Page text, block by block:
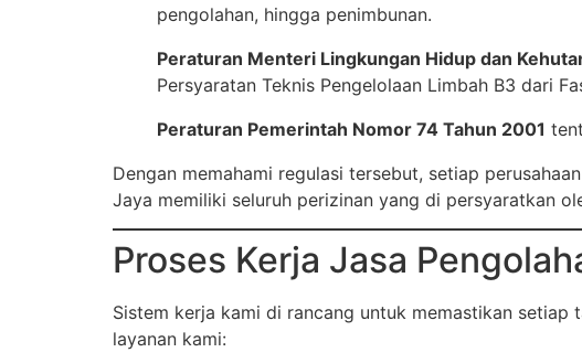
pengolahan, hingga penimbunan.
Peraturan Menteri Lingkungan Hidup dan
Persyaratan Teknis Pengelolaan Limbah B3 dari
Peraturan Pemerintah Nomor 74 Tahun 2001
Dengan memahami regulasi tersebut, setiap
Jaya memiliki seluruh perizinan yang di persyaratkan
Proses Kerja Jasa
Sistem kerja kami di rancang untuk memastikan setiap
layanan kami: